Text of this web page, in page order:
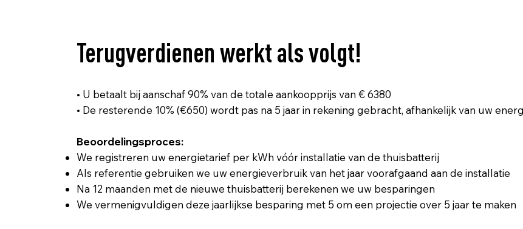
Terugverdienen werkt als volgt!
• U betaalt bij aanschaf 90% van de totale aankoopprijs van € 6380
• De resterende 10% (€650) wordt pas na 5 jaar in rekening gebracht, afhankelijk van uw
Beoordelingsproces:
We registreren uw energietarief per kWh vóór installatie van de thuisbatterij
Als referentie gebruiken we uw energieverbruik van het jaar voorafgaand aan de installatie
Na 12 maanden met de nieuwe thuisbatterij berekenen we uw besparingen
We vermenigvuldigen deze jaarlijkse besparing met 5 om een projectie over 5 jaar te maken